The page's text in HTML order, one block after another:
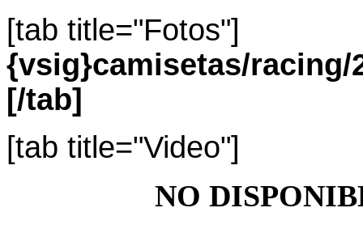
[tab title="Fotos"]
{vsig}camisetas/racing/
[/tab]
[tab title="Video"]
NO